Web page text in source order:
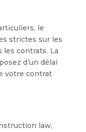
le
strictes sur les
les contrats. La
d’un délai
votre contrat
law,